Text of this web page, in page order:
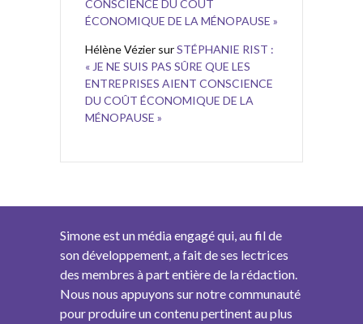
CONSCIENCE DU COÛT
ÉCONOMIQUE DE LA MÉNOPAUSE »
Hélène Vézier surSTÉPHANIE RIST :
« JE NE SUIS PAS SÛRE QUE LES
ENTREPRISES AIENT CONSCIENCE
DU COÛT ÉCONOMIQUE DE LA
MÉNOPAUSE »
Simone est un média engagé qui, au fil de
son développement, a fait de ses lectrices
des membres à part entière de la rédaction.
Nous nous appuyons sur notre communauté
pour produire un contenu pertinent au plus